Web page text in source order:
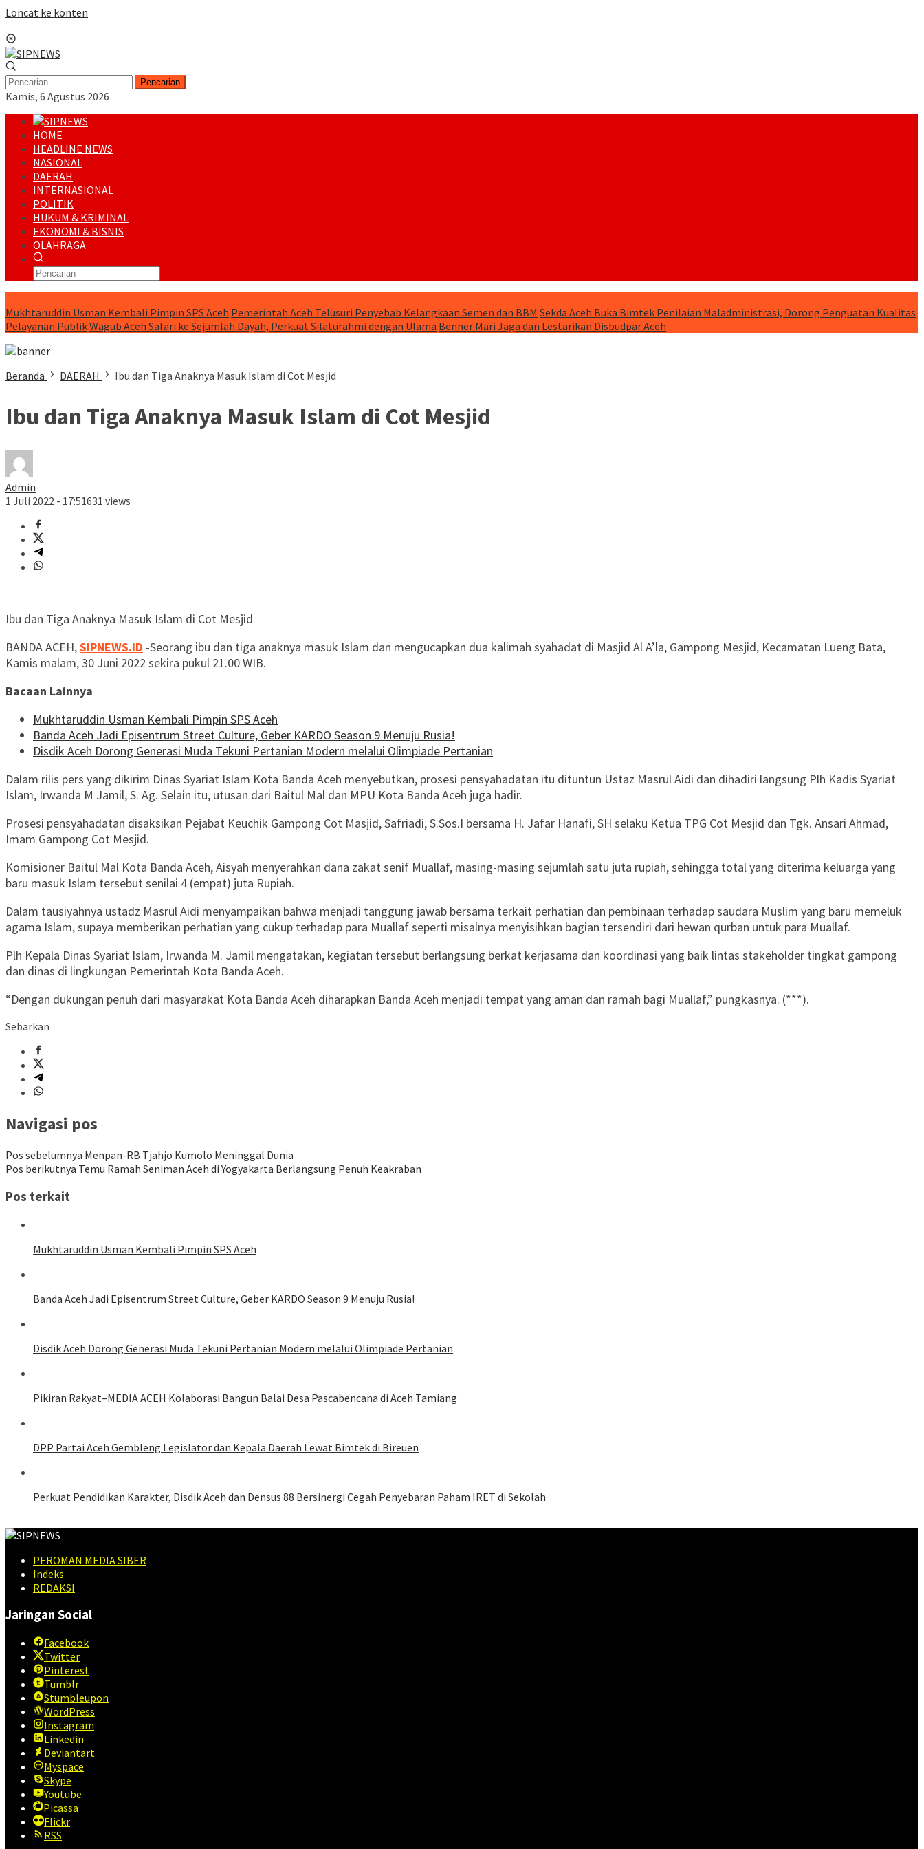
Loncat ke konten
Pencarian
Kamis, 6 Agustus 2026
HOME
HEADLINE NEWS
NASIONAL
DAERAH
INTERNASIONAL
POLITIK
HUKUM & KRIMINAL
EKONOMI & BISNIS
OLAHRAGA
Mukhtaruddin Usman Kembali Pimpin SPS Aceh Pemerintah Aceh Telusuri Penyebab Kelangkaan Semen dan BBM Sekda Aceh Buka Bimtek Penilaian Maladministrasi, Dorong Penguatan Kualitas
Pelayanan PublikWagub Aceh Safari ke Sejumlah Dayah, Perkuat Silaturahmi dengan Ulama Benner Mari Jaga dan Lestarikan Disbudpar Aceh
Beranda DAERAH Ibu dan Tiga Anaknya Masuk Islam di Cot Mesjid
Ibu dan Tiga Anaknya Masuk Islam di Cot Mesjid
Admin
1 Juli 2022 - 17:51631 views
Ibu dan Tiga Anaknya Masuk Islam di Cot Mesjid
BANDA ACEH,SIPNEWS.ID -Seorang ibu dan tiga anaknya masuk Islam dan mengucapkan dua kalimah syahadat di Masjid Al A’la, Gampong Mesjid, Kecamatan Lueng Bata,
Kamis malam, 30 Juni 2022 sekira pukul 21.00 WIB.
Bacaan Lainnya
Mukhtaruddin Usman Kembali Pimpin SPS Aceh
Banda Aceh Jadi Episentrum Street Culture, Geber KARDO Season 9 Menuju Rusia!
Disdik Aceh Dorong Generasi Muda Tekuni Pertanian Modern melalui Olimpiade Pertanian
Dalam rilis pers yang dikirim Dinas Syariat Islam Kota Banda Aceh menyebutkan, prosesi pensyahadatan itu dituntun Ustaz Masrul Aidi dan dihadiri langsung Plh Kadis Syariat
Islam, Irwanda M Jamil, S. Ag. Selain itu, utusan dari Baitul Mal dan MPU Kota Banda Aceh juga hadir.
Prosesi pensyahadatan disaksikan Pejabat Keuchik Gampong Cot Masjid, Safriadi, S.Sos.I bersama H. Jafar Hanafi, SH selaku Ketua TPG Cot Mesjid dan Tgk. Ansari Ahmad,
Imam Gampong Cot Mesjid.
Komisioner Baitul Mal Kota Banda Aceh, Aisyah menyerahkan dana zakat senif Muallaf, masing-masing sejumlah satu juta rupiah, sehingga total yang diterima keluarga yang
baru masuk Islam tersebut senilai 4 (empat) juta Rupiah.
Dalam tausiyahnya ustadz Masrul Aidi menyampaikan bahwa menjadi tanggung jawab bersama terkait perhatian dan pembinaan terhadap saudara Muslim yang baru memeluk
agama Islam, supaya memberikan perhatian yang cukup terhadap para Muallaf seperti misalnya menyisihkan bagian tersendiri dari hewan qurban untuk para Muallaf.
Plh Kepala Dinas Syariat Islam, Irwanda M. Jamil mengatakan, kegiatan tersebut berlangsung berkat kerjasama dan koordinasi yang baik lintas stakeholder tingkat gampong
dan dinas di lingkungan Pemerintah Kota Banda Aceh.
“Dengan dukungan penuh dari masyarakat Kota Banda Aceh diharapkan Banda Aceh menjadi tempat yang aman dan ramah bagi Muallaf,” pungkasnya. (***).
Sebarkan
Navigasi pos
Pos sebelumnya Menpan-RB Tjahjo Kumolo Meninggal Dunia
Pos berikutnya Temu Ramah Seniman Aceh di Yogyakarta Berlangsung Penuh Keakraban
Pos terkait
Mukhtaruddin Usman Kembali Pimpin SPS Aceh
Banda Aceh Jadi Episentrum Street Culture, Geber KARDO Season 9 Menuju Rusia!
Disdik Aceh Dorong Generasi Muda Tekuni Pertanian Modern melalui Olimpiade Pertanian
Pikiran Rakyat–MEDIA ACEH Kolaborasi Bangun Balai Desa Pascabencana di Aceh Tamiang
DPP Partai Aceh Gembleng Legislator dan Kepala Daerah Lewat Bimtek di Bireuen
Perkuat Pendidikan Karakter, Disdik Aceh dan Densus 88 Bersinergi Cegah Penyebaran Paham IRET di Sekolah
PEROMAN MEDIA SIBER
Indeks
REDAKSI
Jaringan Social
Facebook
Twitter
Pinterest
Tumblr
Stumbleupon
WordPress
Instagram
Linkedin
Deviantart
Myspace
Skype
Youtube
Picassa
Flickr
RSS